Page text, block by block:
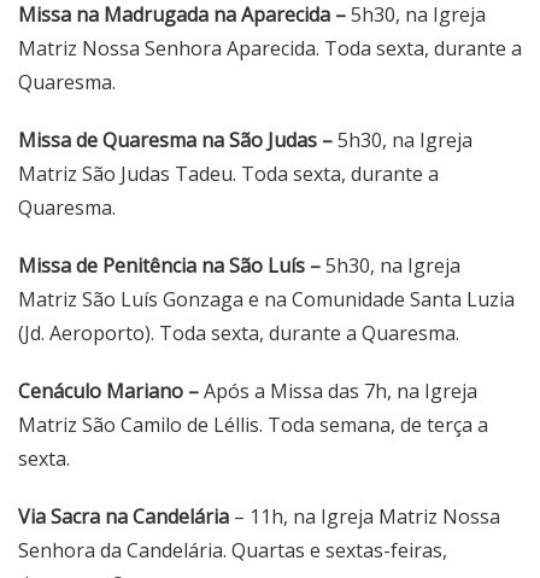
Missa na Madrugada na Aparecida –5h30, na Igreja
Matriz Nossa Senhora Aparecida. Toda sexta, durante a
Quaresma.
Missa de Quaresma na São Judas –5h30, na Igreja
Matriz São Judas Tadeu. Toda sexta, durante a
Quaresma.
Missa de Penitência na São Luís –5h30, na Igreja
Matriz São Luís Gonzaga e na Comunidade Santa Luzia
(Jd. Aeroporto). Toda sexta, durante a Quaresma.
Cenáculo Mariano –Após a Missa das 7h, na Igreja
Matriz São Camilo de Léllis. Toda semana, de terça a
sexta.
Via Sacra na Candelária – 11h, na Igreja Matriz Nossa
Senhora da Candelária. Quartas e sextas-feiras,